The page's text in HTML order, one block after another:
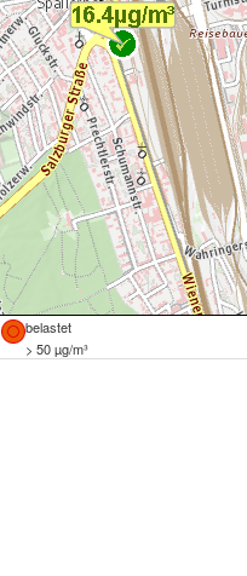
belastet
> 50 µg/m³